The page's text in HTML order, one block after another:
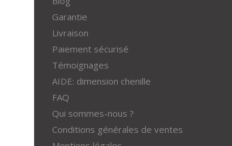
Garantie
Livraison
Paiement sécurisé
Témoignages
AIDE: dimension chenille
FAQ
Qui sommes-nous ?
Conditions générales de ventes